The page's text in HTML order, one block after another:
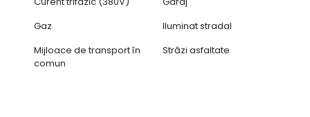
Gaz
Iluminat stradal
Mijloace de transport în
comun
Străzi asfaltate